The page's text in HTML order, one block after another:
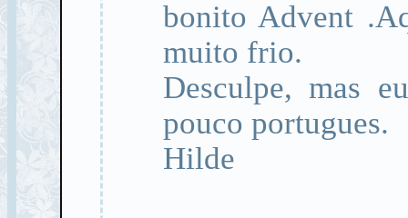
bonito Advent
muito frio.
Desculpe, mas
pouco portugues.
Hilde